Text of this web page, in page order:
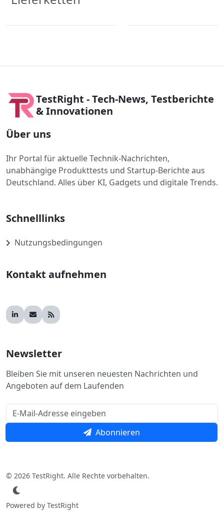
TestRight - Tech-News, Testberichte
& Innovationen
Über uns
Ihr Portal für aktuelle Technik-Nachrichten,
unabhängige Produkttests und Startup-Berichte aus
Deutschland. Alles über KI, Gadgets und digitale Trends.
Schnelllinks
Nutzungsbedingungen
Kontakt aufnehmen
Newsletter
Bleiben Sie mit unseren neuesten Nachrichten und
Angeboten auf dem Laufenden
Abonnieren
© 2026 TestRight. Alle Rechte vorbehalten.
Powered by TestRight